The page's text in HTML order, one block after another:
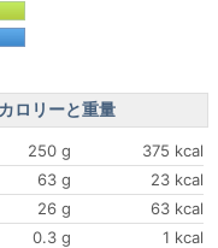
ロリーと重量
250 g
375 kcal
63 g
23 kcal
26 g
63 kcal
0.3 g
1 kcal